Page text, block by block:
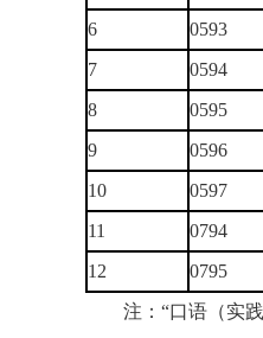
6
0593
7
0594
8
0595
9
0596
10
0597
11
0794
12
0795
注：“口语（实践